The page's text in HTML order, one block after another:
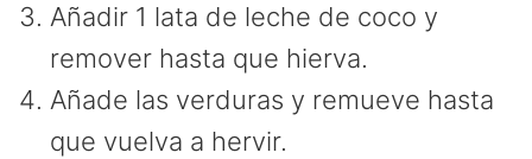
Añadir 1 lata de leche de coco y
remover hasta que hierva.
Añade las verduras y remueve hasta
que vuelva a hervir.